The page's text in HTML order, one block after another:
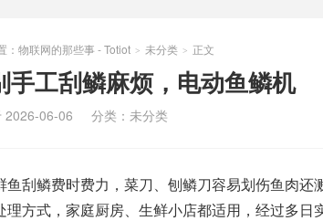
： 物联网的那些事 - Totiot > 未分类 > 正文
手工刮鳞麻烦，电动鱼鳞机
2026-06-06 分类： 未分类
鱼刮鳞费时费力，菜刀、刨鳞刀容易划伤鱼肉
理方式，家庭厨房、生鲜小店都适用，经过多